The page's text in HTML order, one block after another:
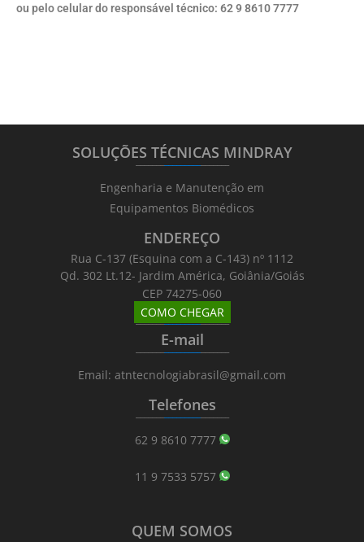
ou pelo celular do responsável técnico: 62 9 8610 7777
SOLUÇÕES TÉCNICAS MINDRAY
_______________________
Engenharia e Manutenção em
Equipamentos Biomédicos
ENDEREÇO
Rua C-137 (Esquina com a C-143) nº 1112
Qd. 302 Lt.12- Jardim América, Goiânia/Goiás
CEP 74275-060
COMO CHEGAR
_______________________
E-mail
_______________________
Email: atntecnologiabrasil@gmail.com
Telefones
_______________________
62 9 8610 7777
11 9 7533 5757
QUEM SOMOS
_______________________